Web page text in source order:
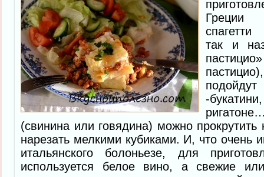
Греции
спагетти
так и
-
(свинина или говядина) можно
нарезать мелкими кубиками. И, что очень
итальянского болоньезе, для
используется белое вино, а свежие